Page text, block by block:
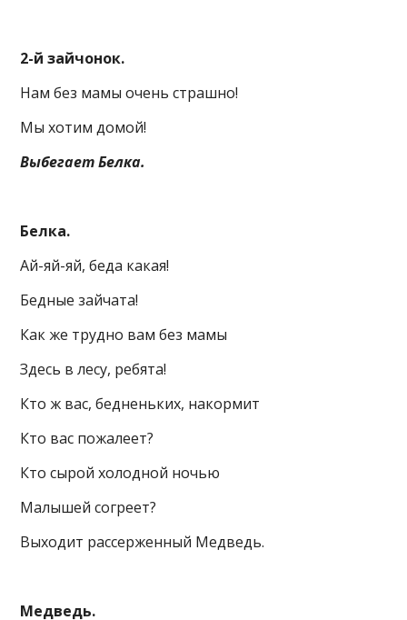
2-й зайчонок.
Нам без мамы очень страшно!
Мы хотим домой!
Выбегает Белка.
Белка.
Ай-яй-яй, беда какая!
Бедные зайчата!
Как же трудно вам без мамы
Здесь в лесу, ребята!
Кто ж вас, бедненьких, накормит
Кто вас пожалеет?
Кто сырой холодной ночью
Малышей согреет?
Выходит рассерженный Медведь.
Медведь.